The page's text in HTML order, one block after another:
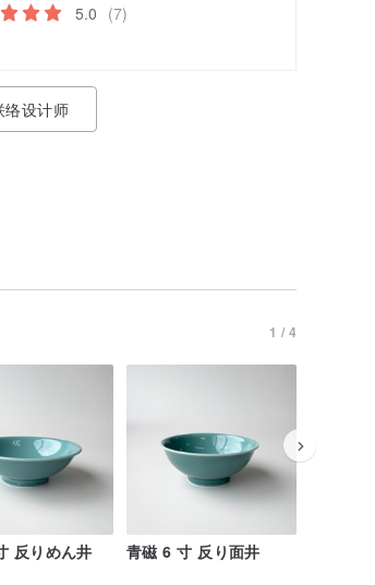
5.0 (7)
络设计师
1 / 4
反りめん井 青磁 6 寸 反り面井